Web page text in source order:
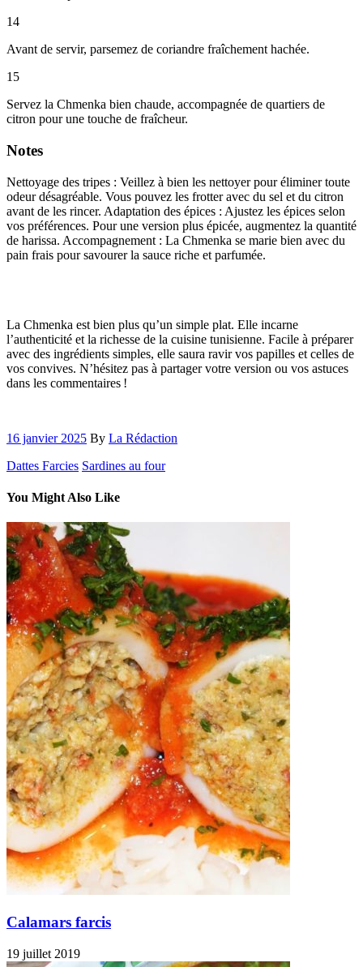
14
Avant de servir, parsemez de coriandre fraîchement hachée.
15
Servez la Chmenka bien chaude, accompagnée de quartiers de
citron pour une touche de fraîcheur.
Notes
Nettoyage des tripes : Veillez à bien les nettoyer pour éliminer toute
odeur désagréable. Vous pouvez les frotter avec du sel et du citron
avant de les rincer. Adaptation des épices : Ajustez les épices selon
vos préférences. Pour une version plus épicée, augmentez la quantité
de harissa. Accompagnement : La Chmenka se marie bien avec du
pain frais pour savourer la sauce riche et parfumée.
La Chmenka est bien plus qu’un simple plat. Elle incarne
l’authenticité et la richesse de la cuisine tunisienne. Facile à préparer
avec des ingrédients simples, elle saura ravir vos papilles et celles de
vos convives. N’hésitez pas à partager votre version ou vos astuces
dans les commentaires !
16 janvier 2025 By La Rédaction
Dattes Farcies Sardines au four
You Might Also Like
Calamars farcis
19 juillet 2019